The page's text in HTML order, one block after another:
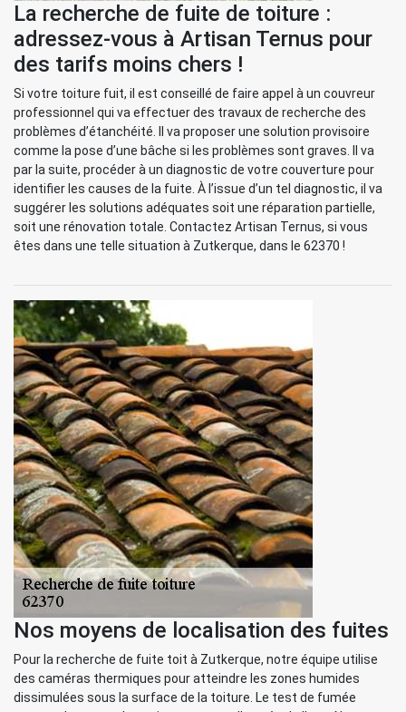
La recherche de fuite de toiture :
adressez-vous à Artisan Ternus pour
des tarifs moins chers !
Si votre toiture fuit, il est conseillé de faire appel à un couvreur
professionnel qui va effectuer des travaux de recherche des
problèmes d’étanchéité. Il va proposer une solution provisoire
comme la pose d’une bâche si les problèmes sont graves. Il va
par la suite, procéder à un diagnostic de votre couverture pour
identifier les causes de la fuite. À l’issue d’un tel diagnostic, il va
suggérer les solutions adéquates soit une réparation partielle,
soit une rénovation totale. Contactez Artisan Ternus, si vous
êtes dans une telle situation à Zutkerque, dans le 62370 !
Nos moyens de localisation des fuites
Pour la recherche de fuite toit à Zutkerque, notre équipe utilise
des caméras thermiques pour atteindre les zones humides
dissimulées sous la surface de la toiture. Le test de fumée